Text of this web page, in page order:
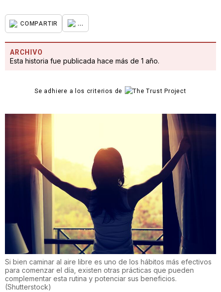
COMPARTIR ...
ARCHIVO
Esta historia fue publicada hace más de 1 año.
Se adhiere a los criterios de
Si bien caminar al aire libre es uno de los hábitos más efectivos
para comenzar el día, existen otras prácticas que pueden
complementar esta rutina y potenciar sus beneficios.
(Shutterstock)